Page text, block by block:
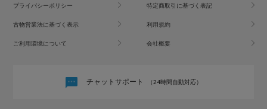
プライバシーポリシー 特定商取引に基づく表記
古物営業法に基づく表示 利用規約
ご利用環境について 会社概要
チャットサポート （24時間自動対応）